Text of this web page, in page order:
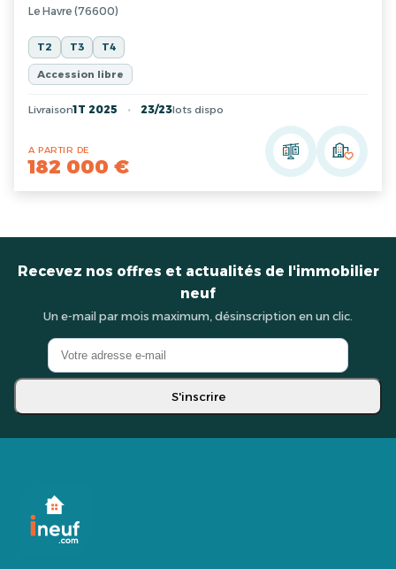
Le Havre (76600)
T2 T3 T4
Accession libre
Livraison1T 2025 23/23lots dispo
A PARTIR DE
182 000 €
Recevez nos offres et actualités de l'immobilier
neuf
Un e-mail par mois maximum, désinscription en un clic.
S'inscrire